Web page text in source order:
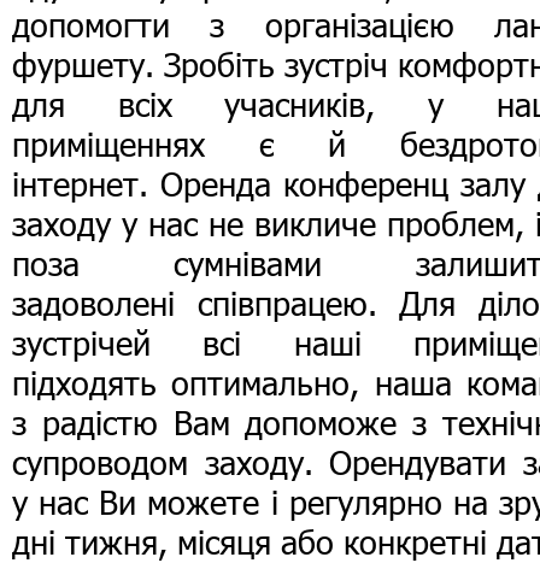
допомогти з організацією
фуршету. Зробіть зустріч
для всіх учасників, у
приміщеннях є й
інтернет. Оренда конференц залу
заходу у нас не викличе проблем,
поза сумнівами
задоволені співпрацею. Для
зустрічей всі наші
підходять оптимально, наша
з радістю Вам допоможе з
супроводом заходу. Орендувати
у нас Ви можете і регулярно на
дні тижня, місяця або конкретні